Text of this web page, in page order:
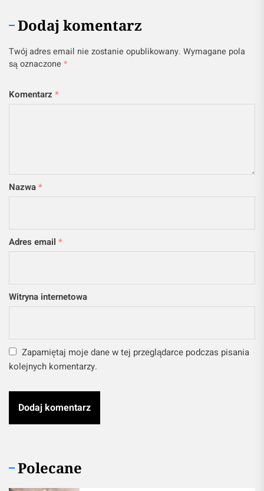
Dodaj komentarz
Twój adres email nie zostanie opublikowany. Wymagane pola
są oznaczone *
Komentarz *
Nazwa*
Adres email *
Witryna internetowa
Zapamiętaj moje dane w tej przeglądarce podczas pisania
kolejnych komentarzy.
Polecane